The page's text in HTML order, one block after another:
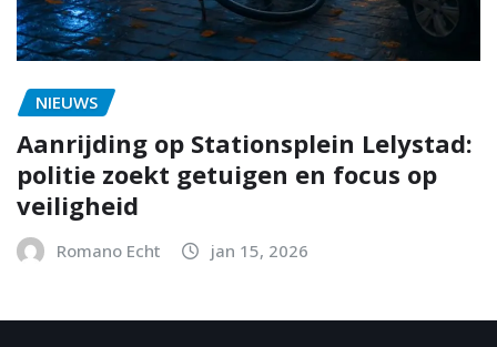
NIEUWS
Aanrijding op Stationsplein Lelystad:
politie zoekt getuigen en focus op
veiligheid
Romano Echt jan 15, 2026